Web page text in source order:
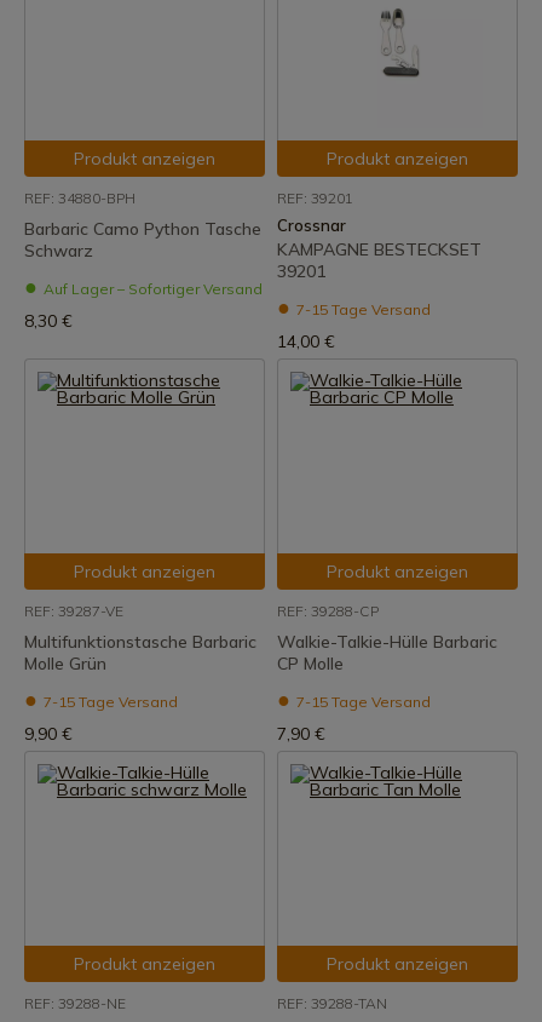
Produkt anzeigen
REF: 34880-BPH
Barbaric Camo Python Tasche
Schwarz
Auf Lager – Sofortiger Versand
8,30 €
Produkt anzeigen
REF: 39201
Crossnar
KAMPAGNE BESTECKSET
39201
7-15 Tage Versand
14,00 €
Produkt anzeigen
REF: 39287-VE
Multifunktionstasche Barbaric
Molle Grün
7-15 Tage Versand
9,90 €
Produkt anzeigen
REF: 39288-CP
Walkie-Talkie-Hülle Barbaric
CP Molle
7-15 Tage Versand
7,90 €
Produkt anzeigen
REF: 39288-NE
Produkt anzeigen
REF: 39288-TAN